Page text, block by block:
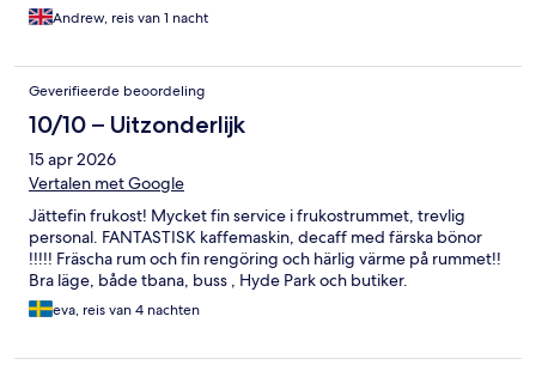
Andrew, reis van 1 nacht
Geverifieerde beoordeling
10/10 – Uitzonderlijk
15 apr 2026
Vertalen met Google
Jättefin frukost! Mycket fin service i frukostrummet, trevlig
personal. FANTASTISK kaffemaskin, decaff med färska bönor
!!!!! Fräscha rum och fin rengöring och härlig värme på rummet!!
Bra läge, både tbana, buss , Hyde Park och butiker.
eva, reis van 4 nachten